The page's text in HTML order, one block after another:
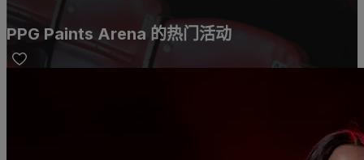
PPG Paints Arena 的热门活动